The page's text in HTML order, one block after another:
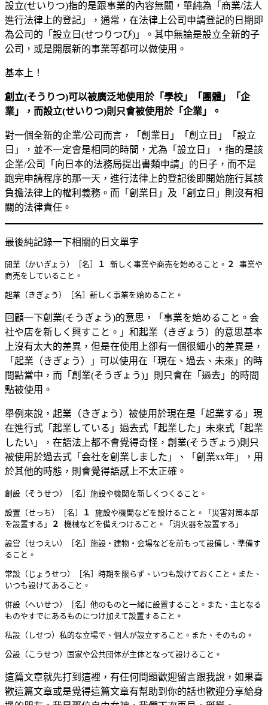
設立(せいりつ)指的是跟事業的內容無關，單純為「商業/法人
進行法律上的登記」，通常，在法律上公司申請登記的日期即
為公司的「設立日(せつりつび)」。其中無論是設立全新的子
公司，或是開展新的事業等都可以做使用。
基本上！
創立(そうりつ)可以被廣泛地使用於「學校」「團體」「企
業」，而設立(せいりつ)則只會被使用於「企業」。
對一個全新的企業/公司而言，「創業日」「創立日」「設立
日」，並不一定會是相同的時間，尤為「設立日」，指的是該
企業/公司「向日本的法務局提出書類申請」的日子，而不是
跑完申請程序的那一天，進行法律上的登記後即開始施行其該
負擔法律上的權利義務。而「創業日」及「創立日」則沒有相
關的法律責任。
最後純記錄一下相關的日文單字
開業 （かいぎょう） ［名］ １ 新しく事業や商売を始めること。 ２
事業や
商売をしていること。
起業 （きぎょう） ［名］
回顧一下創業(そうぎょう)的意思，「事業を始めること。会
社や店を新しく興すこと。」和起業 （きぎょう）的意思基本
上沒有太大的差異，但是在使用上卻有一個很細小的差異是，
「起業（きぎょう）」可以使用在「現在、過去、未來」的時
間點當中，而「創業(そうぎょう)」則只會在「過去」的時間
點被使用。
舉例來說， 起業（きぎょう）被使用於現在是「起業する」現
在進行式「起業している」過去式「起業した」未來式「起業
したい」，在語法上都不會覺得奇怪，創業(そうぎょう)則只
被使用於過去式「会社を創業しました」、「創業xx年」，用
於其他的時態，則會覺得語感上不太正確。
創設 （そうせつ） ［名］ 施設や機関を新しくつくること。
設置 （せっち） ［名］ １
施設や機関などを設けること。「災害対策本部
を設置する」
２ 機械などを備えつけること。「消火器を設置する」
設営 （せつえい） ［名］ 施設・建物・会場などを前もって設備し、準備す
ること。
常設 （じょうせつ） ［名］ 時期を限らず、いつも設けておくこと。また、
いつも設けてあること。
併設 （へいせつ） ［名］ 他のものと一緒に設置すること。また、主となる
ものやすでにあるものにつけ加えて設置すること。
私設 （しせつ） 私的な立場で、個人が設立すること。また、そのもの。
公設 （こうせつ） 国家や公共団体が主体となって設けること。
這篇文章就先打到這裡，有任何問題歡迎留言跟我說，如果喜
歡這篇文章或是覺得這篇文章有幫助到你的話也歡迎分享給身